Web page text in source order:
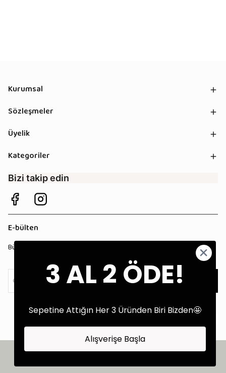
Kurumsal
Sözleşmeler
Üyelik
Kategoriler
Bizi takip edin
E-bülten
Bültenimize kaydolun, tüm kampanyalardan anında haberdar olun!
©2025 Tüm Hakları Saklıdır - Tekstil Performans Pazarlama Ajansı:
Kokopatik
3 AL 2 ÖDE!
Sepetine Attığın Her 3 Üründen Biri Bizden🤩
Alışverişe Başla